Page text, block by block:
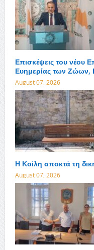
Επισκέψεις του νέου
Ευημερίας των Ζώων,
August 07, 2026
Η Κοίλη αποκτά τη
August 07, 2026